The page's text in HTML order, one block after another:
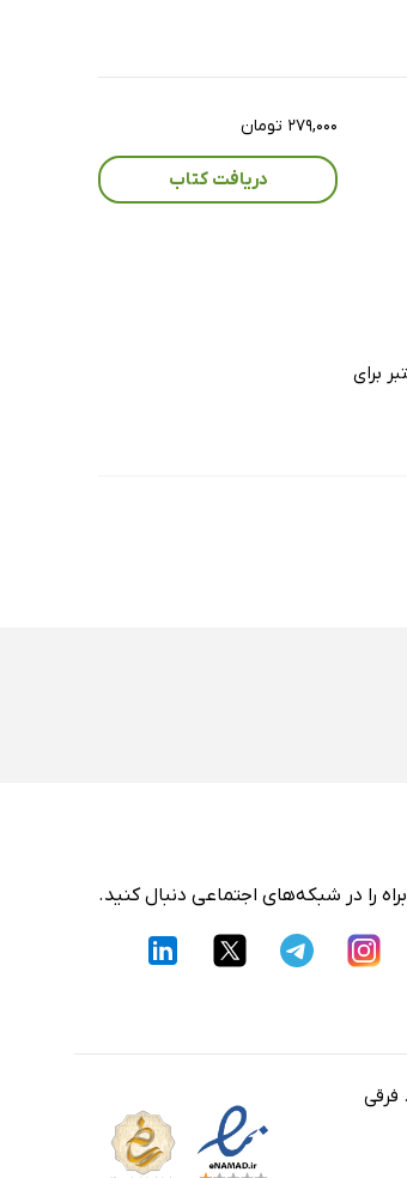
معتبر برای
۲۷۹,۰۰۰ تومان
دریافت کتاب
را در شبکه‌های اجتماعی دنبال کنید.
فرقی